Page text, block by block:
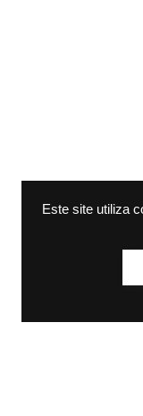
Este site utiliza